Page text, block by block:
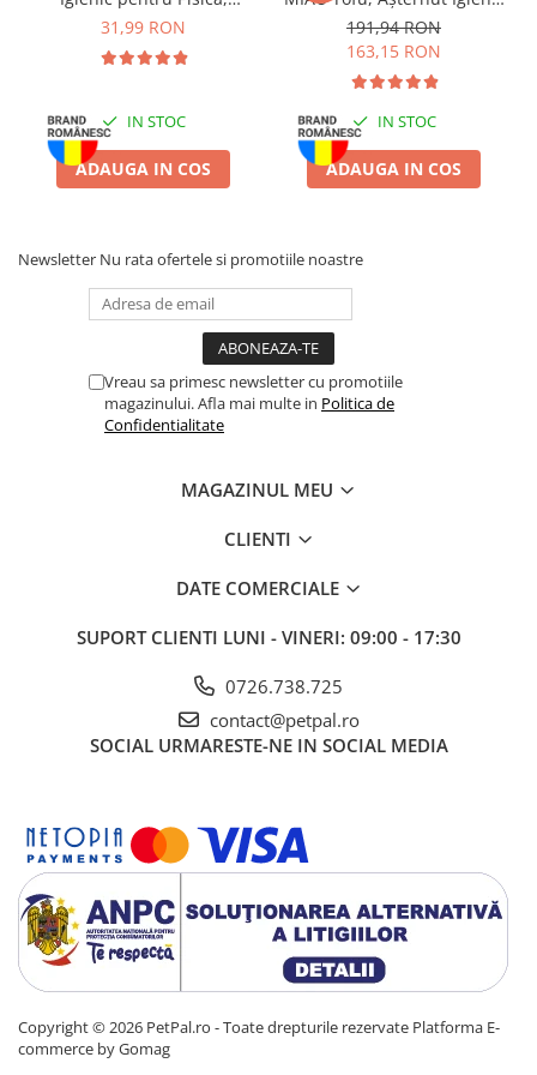
Batoane Rozătoare
Îngrijire Rozătoare
Cuști Rozătoare
Pești
Hrană Broaște Țestoase
Tratament Apă
Lavandă, 6L
31,99 RON
IN STOC
ADAUGA IN COS
pentru Pisică, Lavandă,
6x6L
191,94 RON
163,15 RON
IN STOC
ADAUGA IN COS
Newsletter Nu rata ofertele si promotiile noastre
Vreau sa primesc newsletter cu promotiile
magazinului. Afla mai multe in Politica de
Confidentialitate
MAGAZINUL MEU
CLIENTI
DATE COMERCIALE
SUPORT CLIENTI LUNI - VINERI: 09:00 - 17:30
0726.738.725
contact@petpal.ro
SOCIAL URMARESTE-NE IN SOCIAL MEDIA
Copyright © 2026 PetPal.ro - Toate drepturile rezervate Platforma E-
commerce by Gomag